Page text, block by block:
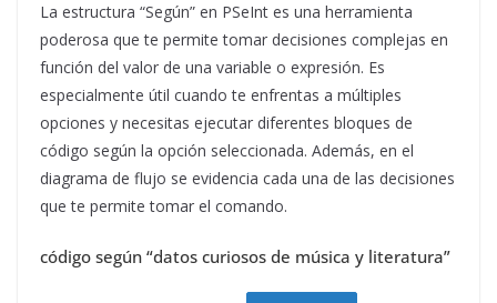
La estructura “Según” en PSeInt es una herramienta
poderosa que te permite tomar decisiones complejas en
función del valor de una variable o expresión. Es
especialmente útil cuando te enfrentas a múltiples
opciones y necesitas ejecutar diferentes bloques de
código según la opción seleccionada. Además, en el
diagrama de flujo se evidencia cada una de las decisiones
que te permite tomar el comando.
código según “datos curiosos de música y literatura”